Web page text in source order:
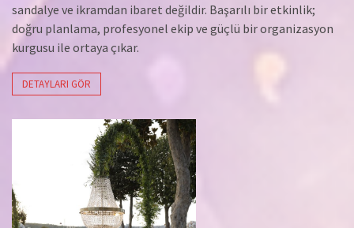
sandalye ve ikramdan ibaret değildir. Başarılı bir etkinlik;
doğru planlama, profesyonel ekip ve güçlü bir organizasyon
kurgusu ile ortaya çıkar.
DETAYLARI GÖR